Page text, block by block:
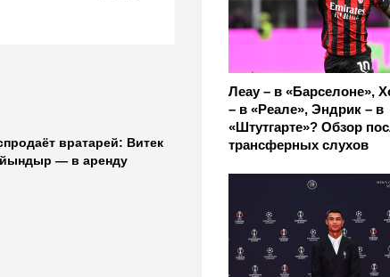
Леау – в «Барселоне»,
– в «Реале», Эндрик – в
«Штутгарте»? Обзор
трансферных слухов
вратарей: Витек
— в аренду